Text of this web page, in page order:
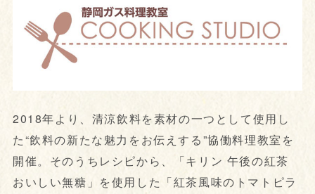
2018年より、清涼飲料を素材の一つとして使用し
た“飲料の新たな魅力をお伝えする”協働料理教室を
開催。そのうちレシピから、「キリン 午後の紅茶
おいしい無糖」を使用した「紅茶風味のトマトピラ